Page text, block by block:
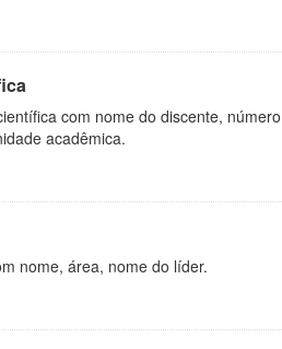
com nome do discente,
acadêmica.
nome, área, nome do líder.